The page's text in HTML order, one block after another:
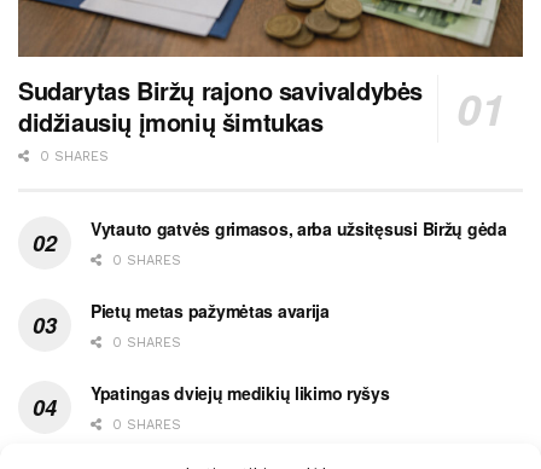
Sudarytas Biržų rajono savivaldybės
didžiausių įmonių šimtukas
0 SHARES
Vytauto gatvės grimasos, arba užsitęsusi Biržų gėda
0 SHARES
Pietų metas pažymėtas avarija
0 SHARES
Ypatingas dviejų medikių likimo ryšys
0 SHARES